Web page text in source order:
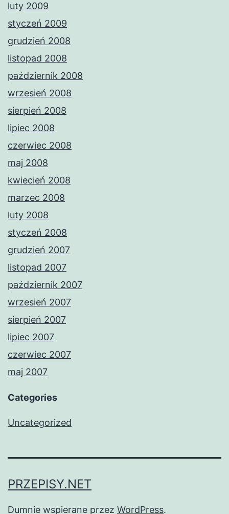
luty 2009
styczeń 2009
grudzień 2008
listopad 2008
październik 2008
wrzesień 2008
sierpień 2008
lipiec 2008
czerwiec 2008
maj 2008
kwiecień 2008
marzec 2008
luty 2008
styczeń 2008
grudzień 2007
listopad 2007
październik 2007
wrzesień 2007
sierpień 2007
lipiec 2007
czerwiec 2007
maj 2007
Categories
Uncategorized
PRZEPISY.NET
Dumnie wspierane przez WordPress.